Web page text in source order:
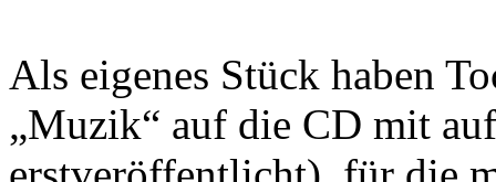
Als eigenes Stück haben
„Muzik“ auf die CD mit